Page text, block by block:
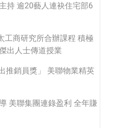
持 逾20藝人連袂住宅部6
工商研究所合辦課程 積極
出人士傳道授業
推銷員獎」 美聯物業精英
美聯集團連錄盈利 全年賺